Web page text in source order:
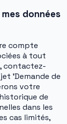
données
compte
à tout
contactez-
'Demande de
votre
de
dans les
cas limités,